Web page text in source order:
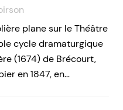
plane sur le Théâtre
cycle dramaturgique
(1674) de Brécourt,
en 1847, en…